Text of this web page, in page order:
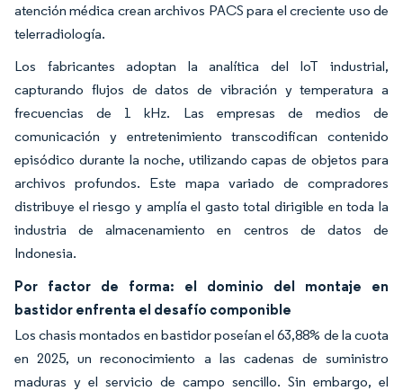
atención médica crean archivos PACS para el creciente uso de
telerradiología.
Los fabricantes adoptan la analítica del IoT industrial,
capturando flujos de datos de vibración y temperatura a
frecuencias de 1 kHz. Las empresas de medios de
comunicación y entretenimiento transcodifican contenido
episódico durante la noche, utilizando capas de objetos para
archivos profundos. Este mapa variado de compradores
distribuye el riesgo y amplía el gasto total dirigible en toda la
industria de almacenamiento en centros de datos de
Indonesia.
Por factor de forma: el dominio del montaje en
bastidor enfrenta el desafío componible
Los chasis montados en bastidor poseían el 63,88% de la cuota
en 2025, un reconocimiento a las cadenas de suministro
maduras y el servicio de campo sencillo. Sin embargo, el